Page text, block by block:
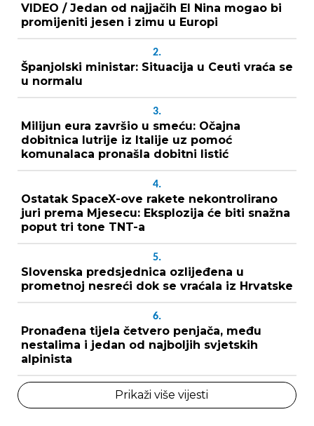
VIDEO / Jedan od najjačih El Nina mogao bi
promijeniti jesen i zimu u Europi
2.
Španjolski ministar: Situacija u Ceuti vraća se
u normalu
3.
Milijun eura završio u smeću: Očajna
dobitnica lutrije iz Italije uz pomoć
komunalaca pronašla dobitni listić
4.
Ostatak SpaceX-ove rakete nekontrolirano
juri prema Mjesecu: Eksplozija će biti snažna
poput tri tone TNT-a
5.
Slovenska predsjednica ozlijeđena u
prometnoj nesreći dok se vraćala iz Hrvatske
6.
Pronađena tijela četvero penjača, među
nestalima i jedan od najboljih svjetskih
alpinista
Prikaži više vijesti